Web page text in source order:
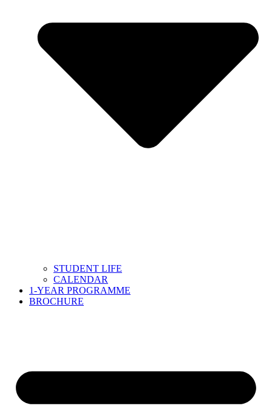
STUDENT LIFE
CALENDAR
1-YEAR PROGRAMME
BROCHURE